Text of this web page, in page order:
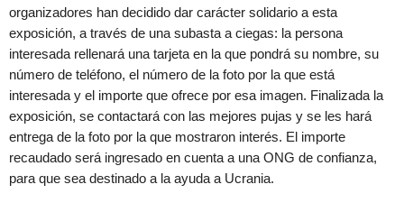
organizadores han decidido dar carácter solidario a esta
exposición, a través de una subasta a ciegas: la persona
interesada rellenará una tarjeta en la que pondrá su nombre, su
número de teléfono, el número de la foto por la que está
interesada y el importe que ofrece por esa imagen. Finalizada la
exposición, se contactará con las mejores pujas y se les hará
entrega de la foto por la que mostraron interés. El importe
recaudado será ingresado en cuenta a una ONG de confianza,
para que sea destinado a la ayuda a Ucrania.